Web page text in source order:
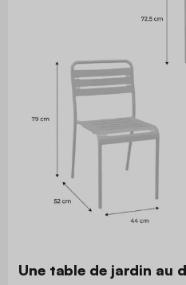
Une table de jardin au